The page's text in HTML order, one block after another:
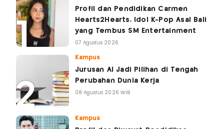
Profil dan Pendidikan Carmen
Hearts2Hearts, Idol K-Pop Asal Bali
yang Tembus SM Entertainment
07 Agustus 2026
Kampus
Jurusan AI Jadi Pilihan di Tengah
Perubahan Dunia Kerja
08 Agustus 2026 WIB
Kampus